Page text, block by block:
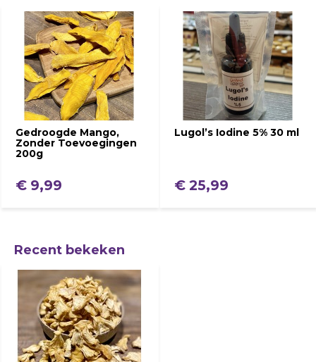
Gedroogde Mango,
Zonder Toevoegingen
200g
€ 9,99
Lugol’s Iodine 5% 30 ml
€ 25,99
Recent bekeken